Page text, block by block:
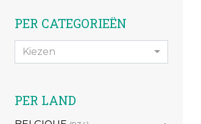
PER CATEGORIEËN
Kiezen
PER LAND